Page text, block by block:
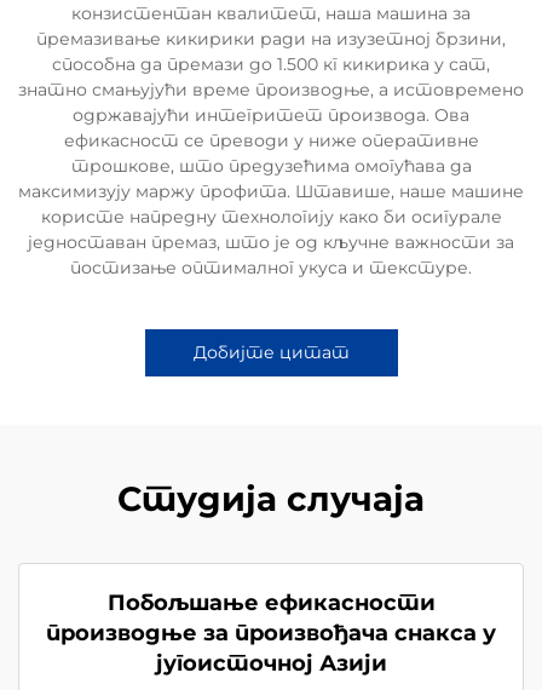
конзистентан квалитет, наша машина за
премазивање кикирики ради на изузетној брзини,
способна да премази до 1.500 кг кикирика у сат,
знатно смањујући време производње, а истовремено
одржавајући интегритет производа. Ова
ефикасност се преводи у ниже оперативне
трошкове, што предузећима омогућава да
максимизују маржу профита. Штавише, наше машине
користе напредну технологију како би осигурале
једноставан премаз, што је од кључне важности за
постизање оптималног укуса и текстуре.
Добијте цитат
Студија случаја
Побољшање ефикасности
производње за произвођача снакса у
југоисточној Азији